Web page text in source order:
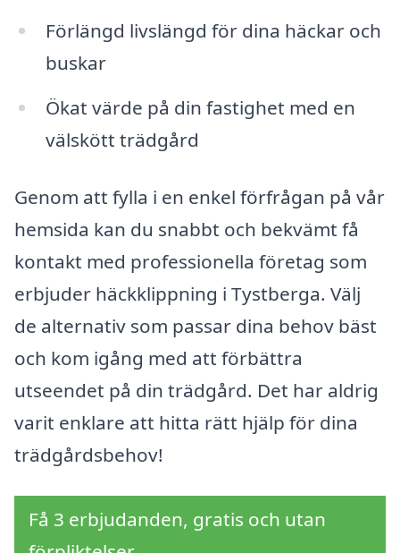
Förlängd livslängd för dina häckar och
buskar
Ökat värde på din fastighet med en
välskött trädgård
Genom att fylla i en enkel förfrågan på vår
hemsida kan du snabbt och bekvämt få
kontakt med professionella företag som
erbjuder häckklippning i Tystberga. Välj
de alternativ som passar dina behov bäst
och kom igång med att förbättra
utseendet på din trädgård. Det har aldrig
varit enklare att hitta rätt hjälp för dina
trädgårdsbehov!
Få 3 erbjudanden, gratis och utan